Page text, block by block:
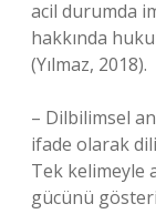
acil durumda
hakkında
(Yılmaz, 2018).
– Dilbilimsel
ifade olarak
Tek kelimeyle
gücünü